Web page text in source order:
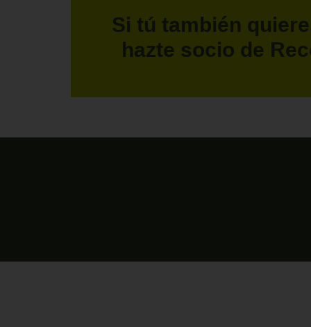
Dona tu tiempo
>> ¡Apúntate!
Si tú también
hazte socio de